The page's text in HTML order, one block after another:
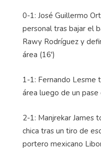
0-1: José Guillermo
personal tras bajar el
Rawy Rodríguez y
área (16')
1-1: Fernando Lesme
área luego de un
2-1: Manjrekar James
chica tras un tiro de
portero mexicano